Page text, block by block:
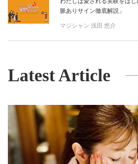
脈ありサイン徹底解説」
マジシャン 浅田 悠介
Latest Article